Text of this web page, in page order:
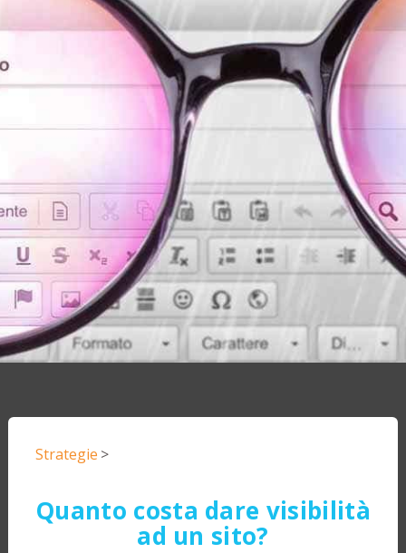
Strategie >
Quanto costa dare visibilità
ad un sito?